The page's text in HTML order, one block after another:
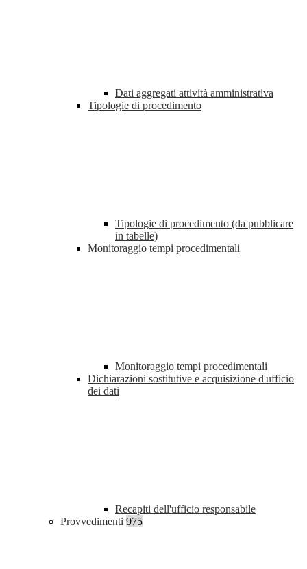
Dati aggregati attività amministrativa
Tipologie di procedimento
Tipologie di procedimento (da pubblicare
in tabelle)
Monitoraggio tempi procedimentali
Monitoraggio tempi procedimentali
Dichiarazioni sostitutive e acquisizione d'ufficio
dei dati
Recapiti dell'ufficio responsabile
Provvedimenti 975